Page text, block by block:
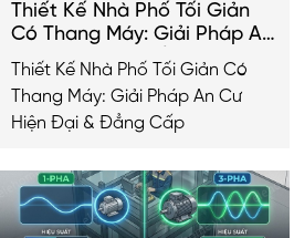
Thiết Kế Nhà Phố Tối Giản
Có Thang Máy: Giải Pháp An
Cư Hiện Đại & Đẳng Cấp
2026
Thiết Kế Nhà Phố Tối Giản Có
Thang Máy: Giải Pháp An Cư
Hiện Đại & Đẳng Cấp